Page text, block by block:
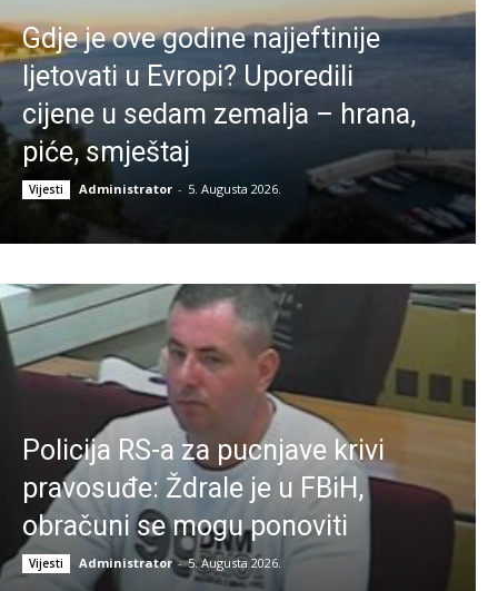
Gdje je ove godine najjeftinije
ljetovati u Evropi? Uporedili
cijene u sedam zemalja – hrana,
piće, smještaj
Vijesti Administrator - 5. Augusta 2026.
Policija RS-a za pucnjave krivi
pravosuđe: Ždrale je u FBiH,
obračuni se mogu ponoviti
Vijesti Administrator - 5. Augusta 2026.